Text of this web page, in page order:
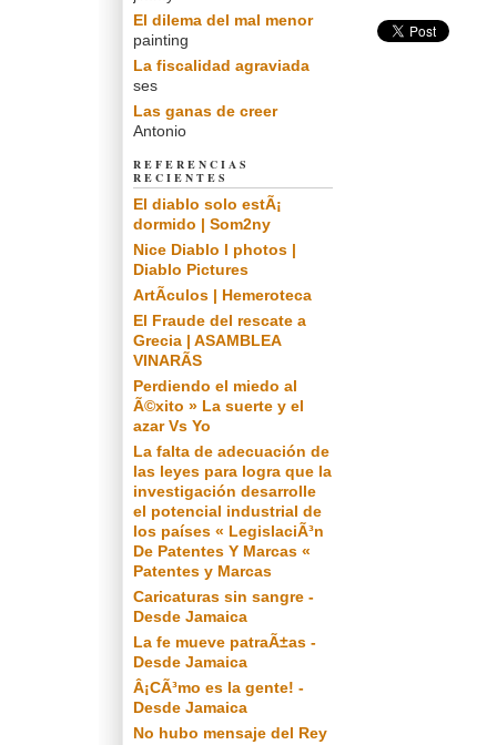
El dilema del mal menor
painting
La fiscalidad agraviada
ses
Las ganas de creer
Antonio
REFERENCIAS
RECIENTES
El diablo solo estÃ¡
dormido | Som2ny
Nice Diablo I photos |
Diablo Pictures
ArtÃ­culos | Hemeroteca
El Fraude del rescate a
Grecia | ASAMBLEA
VINARÃS
Perdiendo el miedo al
Ã©xito » La suerte y el
azar Vs Yo
La falta de adecuación de
las leyes para logra que la
investigación desarrolle
el potencial industrial de
los países « LegislaciÃ³n
De Patentes Y Marcas «
Patentes y Marcas
Caricaturas sin sangre -
Desde Jamaica
La fe mueve patraÃ±as -
Desde Jamaica
Â¡CÃ³mo es la gente! -
Desde Jamaica
No hubo mensaje del Rey